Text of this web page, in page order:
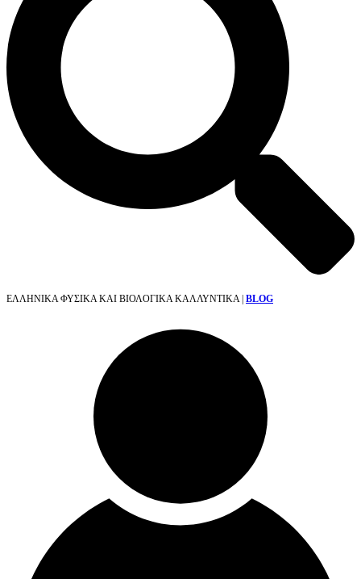
ΕΛΛΗΝΙΚΑ ΦΥΣΙΚΑ ΚΑΙ ΒΙΟΛΟΓΙΚΑ ΚΑΛΛΥΝΤΙΚΑ | BLOG